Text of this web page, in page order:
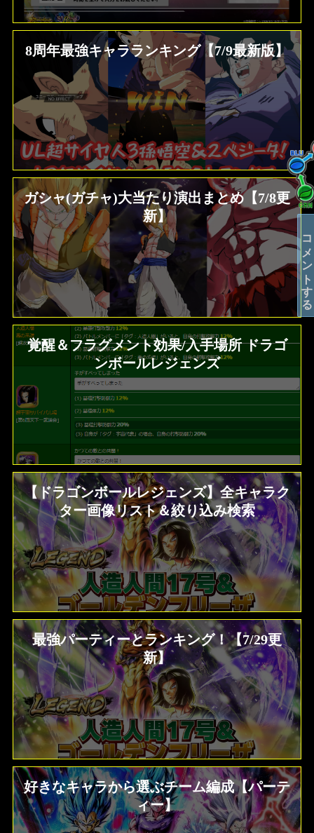
8周年最強キャラランキング【7/9最新版】
ガシャ(ガチャ)大当たり演出まとめ【7/8更
新】
覚醒＆フラグメント効果/入手場所 ドラゴ
ンボールレジェンズ
【ドラゴンボールレジェンズ】全キャラク
ター画像リスト＆絞り込み検索
最強パーティーとランキング！【7/29更
新】
好きなキャラから選ぶチーム編成【パーテ
ィー】
コメントする